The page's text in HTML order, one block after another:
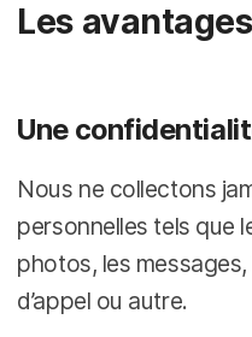
Les
Une
Nous ne collectons
personnelles tels que
photos, les
d’appel ou autre.